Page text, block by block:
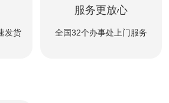
发货
服务更放心
全国32个办事处上门服务